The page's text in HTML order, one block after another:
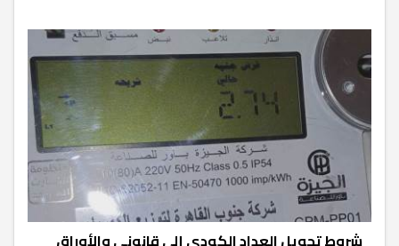
شروط تحويل العداد الكودي إلى قانوني والأوراق